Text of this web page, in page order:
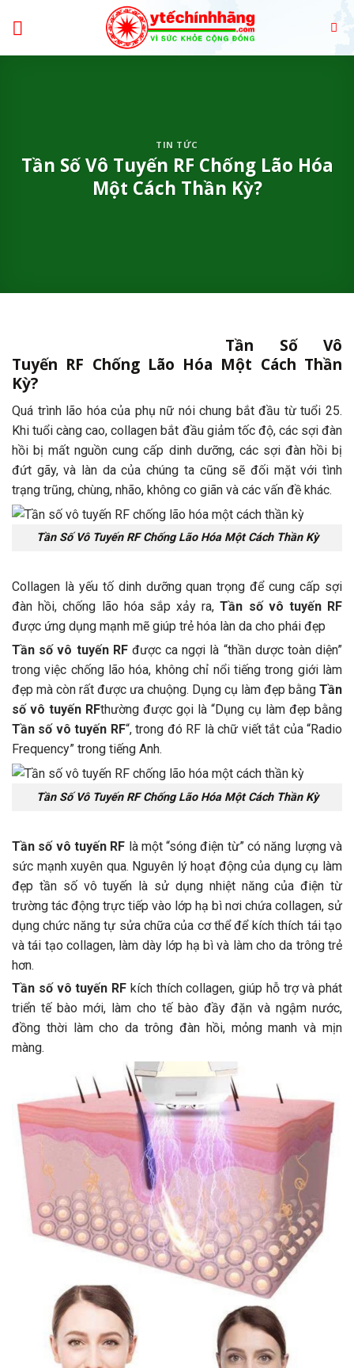
TIN TỨC
Tần Số Vô Tuyến RF Chống Lão Hóa
Một Cách Thần Kỳ?
Tần Số Vô
Tuyến RF Chống Lão Hóa Một Cách Thần
Kỳ?
Quá trình lão hóa của phụ nữ nói chung bắt đầu từ tuổi 25.
Khi tuổi càng cao, collagen bắt đầu giảm tốc độ, các sợi đàn
hồi bị mất nguồn cung cấp dinh dưỡng, các sợi đàn hồi bị
đứt gãy, và làn da của chúng ta cũng sẽ đối mặt với tình
trạng trũng, chùng, nhão, không co giãn và các vấn đề khác.
Tần Số Vô Tuyến RF Chống Lão Hóa Một Cách Thần Kỳ
Collagen là yếu tố dinh dưỡng quan trọng để cung cấp sợi
đàn hồi, chống lão hóa sắp xảy ra,Tần số vô tuyến RF
được ứng dụng mạnh mẽ giúp trẻ hóa làn da cho phái đẹp
Tần số vô tuyến RFđược ca ngợi là “thần dược toàn diện”
trong việc chống lão hóa, không chỉ nổi tiếng trong giới làm
đẹp mà còn rất được ưa chuộng. Dụng cụ làm đẹp bằng Tần
số vô tuyến RFthường được gọi là “Dụng cụ làm đẹp bằng
Tần số vô tuyến RF“, trong đó RF là chữ viết tắt của “Radio
Frequency” trong tiếng Anh.
Tần Số Vô Tuyến RF Chống Lão Hóa Một Cách Thần Kỳ
Tần số vô tuyến RF là một “sóng điện từ” có năng lượng và
sức mạnh xuyên qua. Nguyên lý hoạt động của dụng cụ làm
đẹp tần số vô tuyến là sử dụng nhiệt năng của điện từ
trường tác động trực tiếp vào lớp hạ bì nơi chứa collagen, sử
dụng chức năng tự sửa chữa của cơ thể để kích thích tái tạo
và tái tạo collagen, làm dày lớp hạ bì và làm cho da trông trẻ
hơn.
Tần số vô tuyến RF kích thích collagen, giúp hỗ trợ và phát
triển tế bào mới, làm cho tế bào đầy đặn và ngậm nước,
đồng thời làm cho da trông đàn hồi, mỏng manh và mịn
màng.